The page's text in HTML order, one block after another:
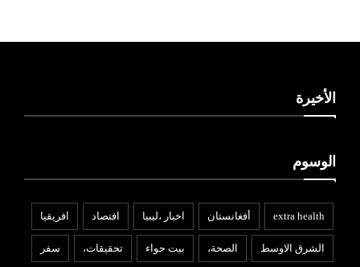
الأخيرة
الوسوم
extra health أفغانستان اخبار ،ليبيا افتصاد افريقيا
الشرق الاوسط الصحة، بيت حواء تحقيقات، سفر